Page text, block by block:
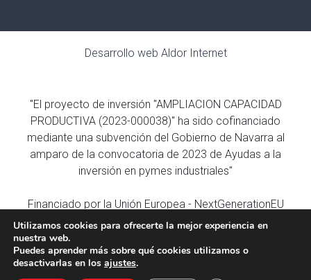
Desarrollo web Aldor Internet
Utilizamos cookies para ofrecerte la mejor experiencia en
nuestra web.
Puedes aprender más sobre qué cookies utilizamos o
desactivarlas en los ajustes.
"El proyecto de inversión "AMPLIACION CAPACIDAD
PRODUCTIVA (2023-000038)" ha sido cofinanciado
mediante una subvención del Gobierno de Navarra al
amparo de la convocatoria de 2023 de Ayudas a la
inversión en pymes industriales"
Financiado por la Unión Europea - NextGenerationEU